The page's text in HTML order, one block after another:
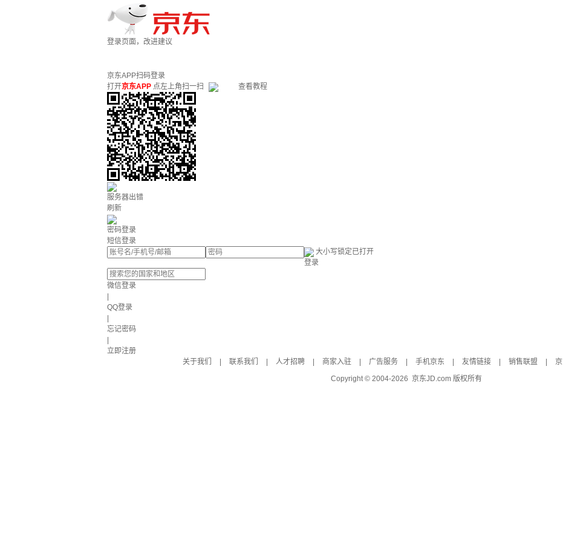
登录页面，改进建议
京东APP扫码登录
打开京东APP 点左上角扫一扫 查看教程
服务器出错
刷新
密码登录
短信登录
大小写锁定已打开
登录
微信登录
QQ登录
忘记密码
立即注册
关于我们
联系我们 人才招聘 商家入驻 广告服务 手机京东 友情链接 销售联盟
Copyright © 2004-2026 京东JD.com 版权所有